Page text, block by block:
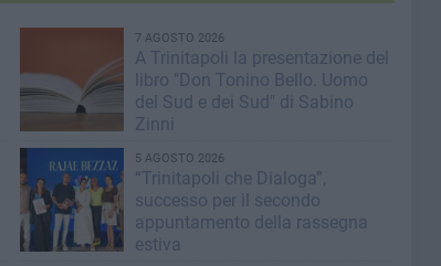
7 AGOSTO 2026
A Trinitapoli la presentazione del
libro "Don Tonino Bello. Uomo
del Sud e dei Sud" di Sabino
Zinni
5 AGOSTO 2026
“Trinitapoli che Dialoga”,
successo per il secondo
appuntamento della rassegna
estiva